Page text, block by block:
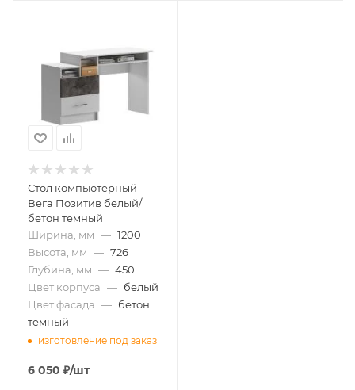
Стол компьютерный
Вега Позитив белый/
бетон темный
Ширина, мм — 1200
Высота, мм — 726
Глубина, мм — 450
Цвет корпуса — белый
Цвет фасада — бетон
темный
изготовление под заказ
6 050 ₽/шт